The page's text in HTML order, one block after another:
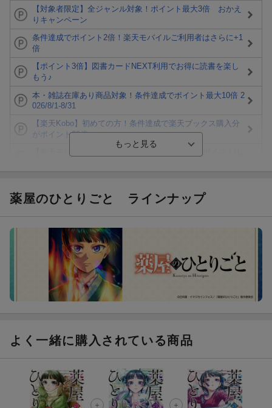
【対象者限定】全ジャンル対象！ポイント最大3倍 おかえ
りキャンペーン
条件達成でポイント2倍！楽天モバイルご利用者はさらに+1
倍
【ポイント3倍】図書カードNEXT利用でお得に読書を楽し
もう♪
本・雑誌在庫あり商品対象！条件達成でポイント最大10倍 2
026/8/1-8/31
【楽天Kobo】初めての方！条件達成で楽天ブックス購入分
がポイント20倍
ト山分け
楽天モバイル紹介キャンペーンの拡散で300円OFFクーポン
条件達成で楽天限定・宝塚歌劇 宙組貸切公演ペアチケット
が当たる
薬屋のひとりごと ラインナップ
よく一緒に購入されている商品